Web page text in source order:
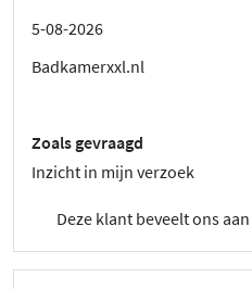
5-08-2026
Badkamerxxl.nl
Zoals gevraagd
Inzicht in mijn verzoek
Deze klant beveelt ons aan